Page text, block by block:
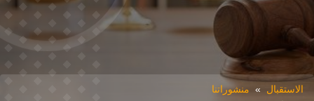
الاستقبال » منشوراتنا